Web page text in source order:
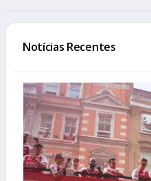
Notícias Recentes